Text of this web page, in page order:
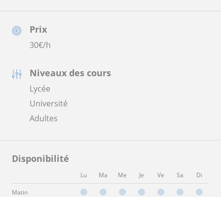
Prix
30€/h
Niveaux des cours
Lycée
Université
Adultes
Disponibilité
Lu Ma Me Je Ve Sa Di
Matin